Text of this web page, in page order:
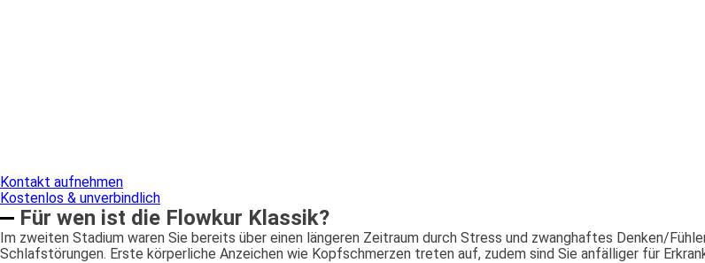
Kontakt aufnehmen
Kostenlos & unverbindlich
Für wen ist die Flowkur Klassik?
Im zweiten Stadium waren Sie bereits über einen längeren Zeitraum durch Stress und zwanghaftes Denken/
Schlafstörungen. Erste körperliche Anzeichen wie Kopfschmerzen treten auf, zudem sind Sie anfälliger für